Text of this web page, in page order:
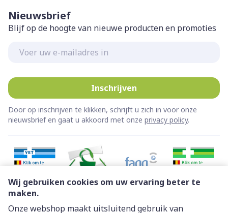
Wij gebruiken cookies om uw ervaring beter te
maken.
Onze webshop maakt uitsluitend gebruik van
Nieuwsbrief
Blijf op de hoogte van nieuwe producten en promoties
Inschrijven
Door op inschrijven te klikken, schrijft u zich in voor onze
nieuwsbrief en gaat u akkoord met onze privacy policy.